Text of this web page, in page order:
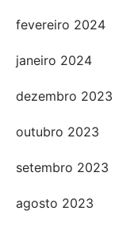
fevereiro 2024
janeiro 2024
dezembro 2023
outubro 2023
setembro 2023
agosto 2023